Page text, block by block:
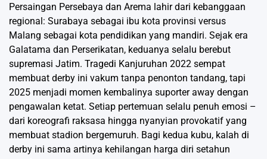
Persaingan Persebaya dan Arema lahir dari kebanggaan
regional: Surabaya sebagai ibu kota provinsi versus
Malang sebagai kota pendidikan yang mandiri. Sejak era
Galatama dan Perserikatan, keduanya selalu berebut
supremasi Jatim. Tragedi Kanjuruhan 2022 sempat
membuat derby ini vakum tanpa penonton tandang, tapi
2025 menjadi momen kembalinya suporter away dengan
pengawalan ketat. Setiap pertemuan selalu penuh emosi –
dari koreografi raksasa hingga nyanyian provokatif yang
membuat stadion bergemuruh. Bagi kedua kubu, kalah di
derby ini sama artinya kehilangan harga diri setahun